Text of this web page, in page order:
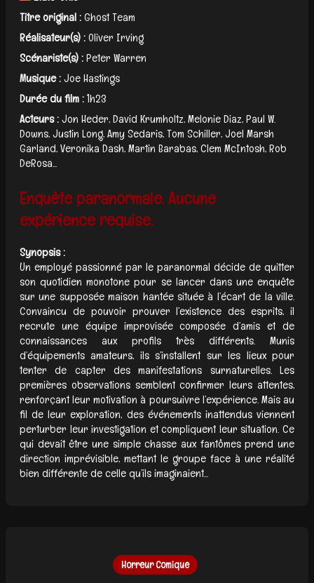
Titre original :Ghost Team
Réalisateur(s) :Oliver Irving
Scénariste(s) :Peter Warren
Musique :Joe Hastings
Durée du film :1h23
Acteurs :Jon Heder, David Krumholtz, Melonie Diaz, Paul W.
Downs, Justin Long, Amy Sedaris, Tom Schiller, Joel Marsh
Garland, Veronika Dash, Martin Barabas, Clem McIntosh, Rob
DeRosa...
Enquête paranormale. Aucune
expérience requise.
Synopsis :
Un employé passionné par le paranormal décide de quitter
son quotidien monotone pour se lancer dans une enquête
sur une supposée maison hantée située à l’écart de la ville.
Convaincu de pouvoir prouver l’existence des esprits, il
recrute une équipe improvisée composée d’amis et de
connaissances aux profils très différents. Munis
d’équipements amateurs, ils s’installent sur les lieux pour
tenter de capter des manifestations surnaturelles. Les
premières observations semblent confirmer leurs attentes,
renforçant leur motivation à poursuivre l’expérience. Mais au
fil de leur exploration, des événements inattendus viennent
perturber leur investigation et compliquent leur situation. Ce
qui devait être une simple chasse aux fantômes prend une
direction imprévisible, mettant le groupe face à une réalité
bien différente de celle qu’ils imaginaient...
Horreur Comique